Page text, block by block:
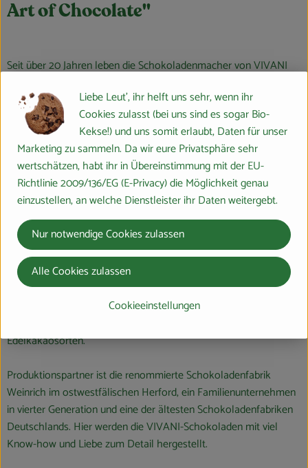
Art of Chocolate"
Seit über 20 Jahren leben die Schokoladenmacher von VIVANI
begann, ist heute zu einer weltweit beliebten, vielfach-prämierten
Bio-Marke mit einer breiten Auswahl von über 60 Produkten
gewachsen, das mit vielfältigen Tafelschokoladen,
Schokoriegeln, Kuvertüren, Kakaogetränken und Trüffelpralinen
keinerlei schokoladigen Wünsche offenlässt. Schokolade als
ganzheitliches Kunstwerk ist das zentrale Motto. In diesem Sinne
verbindet VIVANI innovative Rezepturen aus besten Zutaten mit
künstlerischen Verpackungsdesigns und den Aspekten von
Nachhaltigkeit und sozialer Verantwortung. Das Bochumer
Unternehmen um Gründer und Gesellschafter Andreas Meyer
und Geschäftsführer Gerrit Wiezoreck engagiert sich seit Jahren
gegen ausbeuterische Kinderarbeit und betreibt eigene Projekte
für besonders fairen und biodynamisch-angebauten Bio-Kakao in
Edelkakaosorten.
Produktionspartner ist die renommierte Schokoladenfabrik
Weinrich im ostwestfälischen Herford, ein Familienunternehmen
in vierter Generation und eine der ältesten Schokoladenfabriken
Deutschlands. Hier werden die VIVANI-Schokoladen mit viel
Know-how und Liebe zum Detail hergestellt.
Liebe Leut', ihr helft uns sehr, wenn ihr
Cookies zulasst (bei uns sind es sogar Bio-
Kekse!) und uns somit erlaubt, Daten für unser
Marketing zu sammeln. Da wir eure Privatsphäre sehr
wertschätzen, habt ihr in Übereinstimmung mit der EU-
Richtlinie 2009/136/EG (E-Privacy) die Möglichkeit genau
einzustellen, an welche Dienstleister ihr Daten weitergebt.
Cookieeinstellungen
Nur notwendige Cookies zulassen
Alle Cookies zulassen